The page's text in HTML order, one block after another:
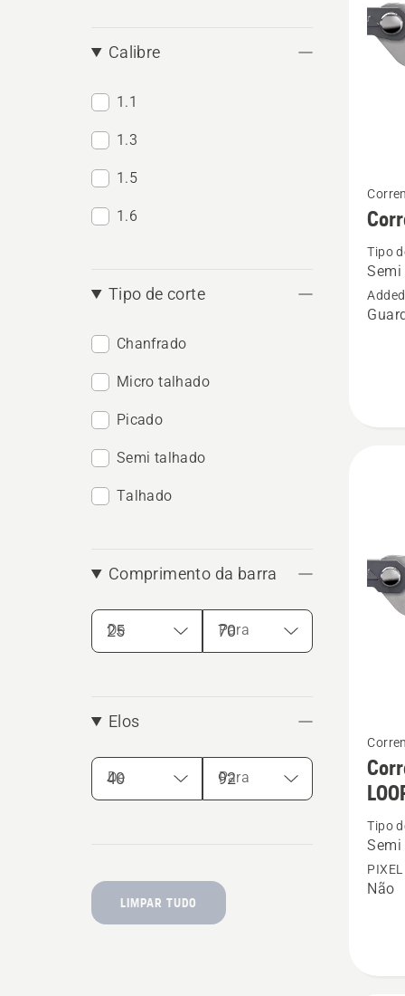
Calibre
1.1
1.3
1.5
1.6
Tipo de corte
Chanfrado
Micro talhado
Picado
Semi talhado
Talhado
Comprimento da barra
De Para
Elos
De Para
LIMPAR TUDO
more
details
about
Tipo
more
details
about
Tipo
PIXEL
Não